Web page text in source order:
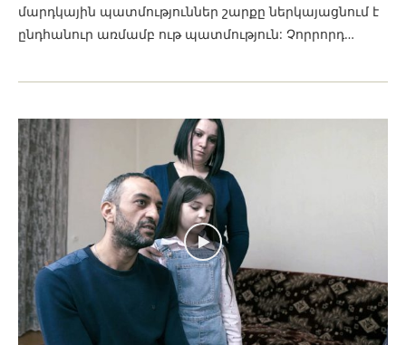
մարդկային պատմություններ շարքը ներկայացնում է
ընդհանուր առմամբ ութ պատմություն: Չորրորդ…